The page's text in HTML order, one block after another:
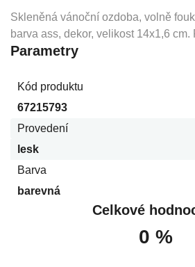
Skleněná vánoční ozdoba, volně
barva ass, dekor, velikost 14x1,6 cm.
Parametry
Kód produktu
67215793
Provedení
lesk
Barva
barevná
Celkové
0 %